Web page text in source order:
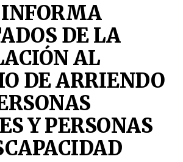
DE LA
AL
DE ARRIENDO
Y PERSONAS